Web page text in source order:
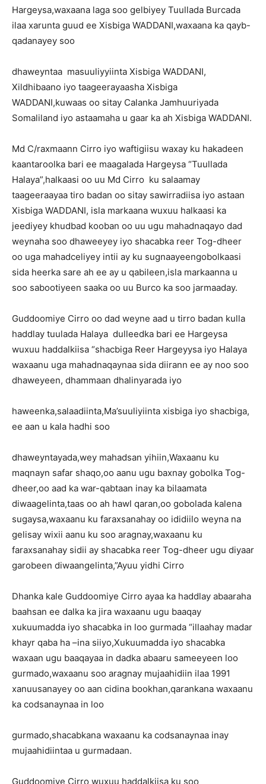
Hargeysa,waxaana laga soo gelbiyey Tuullada Burcada
ilaa xarunta guud ee Xisbiga WADDANI,waxaana ka qayb-
qadanayey soo
dhaweyntaa masuuliyyiinta Xisbiga WADDANI,
Xildhibaano iyo taageerayaasha Xisbiga
WADDANI,kuwaas oo sitay Calanka Jamhuuriyada
Somaliland iyo astaamaha u gaar ka ah Xisbiga WADDANI.
Md C/raxmaann Cirro iyo waftigiisu waxay ku hakadeen
kaantaroolka bari ee maagalada Hargeysa “Tuullada
Halaya”,halkaasi oo uu Md Cirro ku salaamay
taageeraayaa tiro badan oo sitay sawirradiisa iyo astaan
Xisbiga WADDANI, isla markaana wuxuu halkaasi ka
jeediyey khudbad kooban oo uu ugu mahadnaqayo dad
weynaha soo dhaweeyey iyo shacabka reer Tog-dheer
oo uga mahadceliyey intii ay ku sugnaayeengobolkaasi
sida heerka sare ah ee ay u qabileen,isla markaanna u
soo sabootiyeen saaka oo uu Burco ka soo jarmaaday.
Guddoomiye Cirro oo dad weyne aad u tirro badan kulla
haddlay tuulada Halaya dulleedka bari ee Hargeysa
wuxuu haddalkiisa “shacbiga Reer Hargeyysa iyo Halaya
waxaanu uga mahadnaqaynaa sida diirann ee ay noo soo
dhaweyeen, dhammaan dhalinyarada iyo
haweenka,salaadiinta,Ma’suuliyiinta xisbiga iyo shacbiga,
ee aan u kala hadhi soo
dhaweyntayada,wey mahadsan yihiin,Waxaanu ku
maqnayn safar shaqo,oo aanu ugu baxnay gobolka Tog-
dheer,oo aad ka war-qabtaan inay ka bilaamata
diwaagelinta,taas oo ah hawl qaran,oo gobolada kalena
sugaysa,waxaanu ku faraxsanahay oo ididiilo weyna na
gelisay wixii aanu ku soo aragnay,waxaanu ku
faraxsanahay sidii ay shacabka reer Tog-dheer ugu diyaar
garobeen diwaangelinta,”Ayuu yidhi Cirro
Dhanka kale Guddoomiye Cirro ayaa ka haddlay abaaraha
baahsan ee dalka ka jira waxaanu ugu baaqay
xukuumadda iyo shacabka in loo gurmada “illaahay madar
khayr qaba ha –ina siiyo,Xukuumadda iyo shacabka
waxaan ugu baaqayaa in dadka abaaru sameeyeen loo
gurmado,waxaanu soo aragnay mujaahidiin ilaa 1991
xanuusanayey oo aan cidina bookhan,qarankana waxaanu
ka codsanaynaa in loo
gurmado,shacabkana waxaanu ka codsanaynaa inay
mujaahidiintaa u gurmadaan.
Guddoomiye Cirro wuxuu haddalkiisa ku soo